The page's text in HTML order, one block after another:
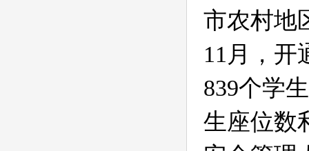
市农村地
11 月，开
839个学
生座位数